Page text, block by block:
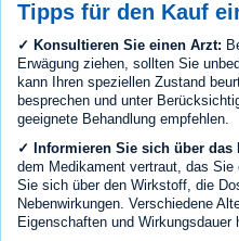
Tipps für den Kauf
✓ Konsultieren Sie einen Arzt:
Erwägung ziehen, sollten Sie
kann Ihren speziellen Zustand
besprechen und unter
geeignete Behandlung empfehlen.
✓ Informieren Sie sich über das
dem Medikament vertraut, das
Sie sich über den Wirkstoff, die
Nebenwirkungen. Verschiedene
Eigenschaften und Wirkungsdauer